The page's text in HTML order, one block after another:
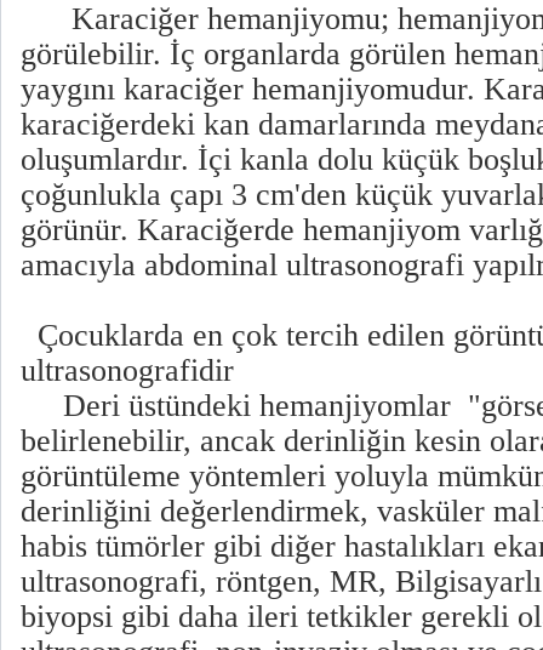
Karaciğer hemanjiyomu;
görülebilir. İç organlarda görülen
yaygını karaciğer hemanjiyomudur.
karaciğerdeki kan damarlarında
oluşumlardır. İçi kanla dolu küçük
çoğunlukla çapı 3 cm'den küçük
görünür. Karaciğerde hemanjiyom
amacıyla abdominal ultrasonografi
Çocuklarda en çok tercih edilen
ultrasonografidir
Deri üstündeki hemanjiyomlar
belirlenebilir, ancak derinliğin kesin
görüntüleme yöntemleri yoluyla
derinliğini değerlendirmek, vasküler
habis tümörler gibi diğer hastalıkları
ultrasonografi, röntgen, MR,
biyopsi gibi daha ileri tetkikler gerekli